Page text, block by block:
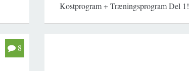
Kostprogram + Træningsprogram Del 1!
8